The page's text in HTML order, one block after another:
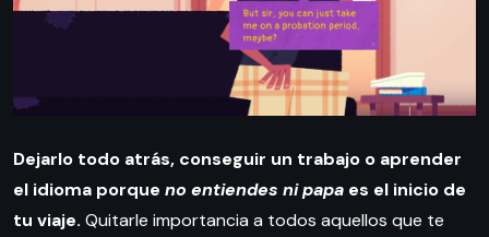
Dejarlo todo atrás, conseguir un trabajo o aprender
el idioma porque no entiendes ni papa es el inicio de
tu viaje. Quitarle importancia a todos aquellos que te